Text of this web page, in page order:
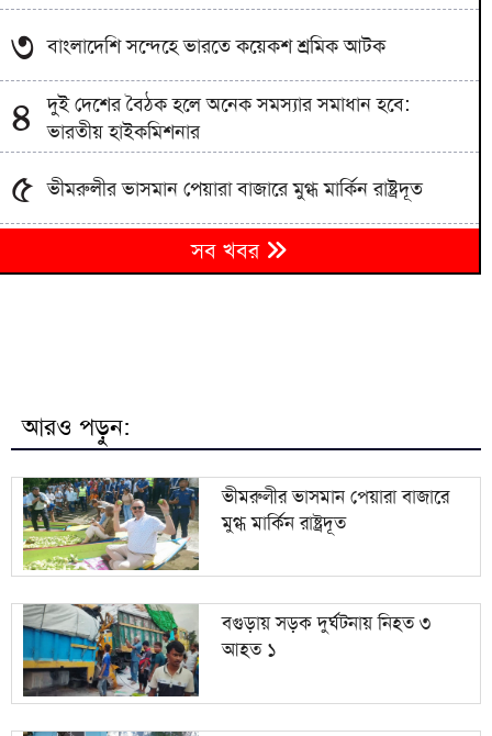
৩ বাংলাদেশি সন্দেহে ভারতে কয়েকশ শ্রমিক আটক
৪
দুই দেশের বৈঠক হলে অনেক সমস্যার সমাধান হবে:
ভারতীয় হাইকমিশনার
৫ ভীমরুলীর ভাসমান পেয়ারা বাজারে মুগ্ধ মার্কিন রাষ্ট্রদূত
বগুড়ায় সড়ক দুর্ঘটনায় নিহত ৩ আহত ১
মহাসড়ক অবরোধ
৯ রাষ্ট্রপতি পদে ১১ দলের প্রার্থী কর্নেল অলি
১০ জলবায়ু পরিবর্তনে সবচেয়ে বেশি ঝুঁকিতে উপকূলীয়
জনগোষ্ঠী: তথ্য ও সম্প্রচারমন্ত্রী
সব খবর
আরও পড়ুন:
ভীমরুলীর ভাসমান পেয়ারা বাজারে
মুগ্ধ মার্কিন রাষ্ট্রদূত
বগুড়ায় সড়ক দুর্ঘটনায় নিহত ৩
আহত ১